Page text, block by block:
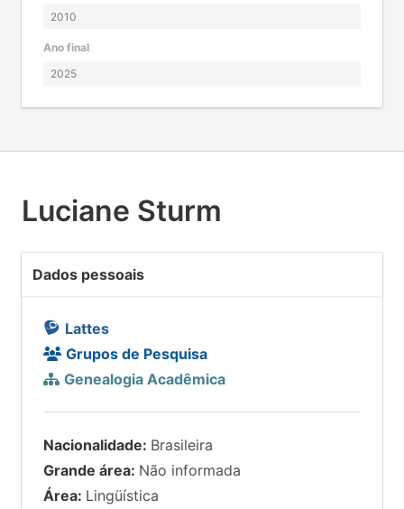
Ano final
Luciane Sturm
Dados pessoais
Lattes
Grupos de Pesquisa
Genealogia Acadêmica
Nacionalidade: Brasileira
Grande área: Não informada
Área: Lingüística